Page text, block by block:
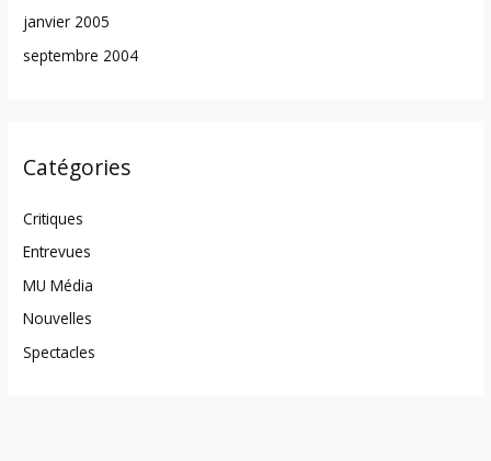
janvier 2005
septembre 2004
Catégories
Critiques
Entrevues
MU Média
Nouvelles
Spectacles